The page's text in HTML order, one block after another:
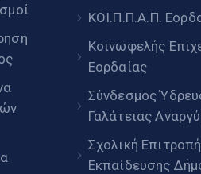
ΚΟΙ.Π.Π.Α.Π.
Κοινωφελής
Εορδαίας
Σύνδεσμος
Γαλάτειας
Σχολική
Εκπαίδευσης